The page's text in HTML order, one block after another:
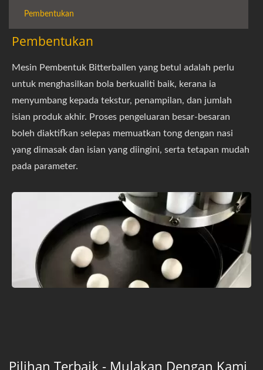
Pembentukan
Pembentukan
Mesin Pembentuk Bitterballen yang betul adalah perlu
untuk menghasilkan bola berkualiti baik, kerana ia
menyumbang kepada tekstur, penampilan, dan jumlah
isian produk akhir. Proses pengeluaran besar-besaran
boleh diaktifkan selepas memuatkan tong dengan nasi
yang dimasak dan isian yang diingini, serta tetapan mudah
pada parameter.
Pilihan Terbaik - Mulakan Dengan Kami